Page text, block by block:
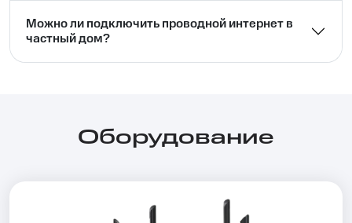
Можно ли подключить проводной интернет в
частный дом?⁣⁣
Оборудование